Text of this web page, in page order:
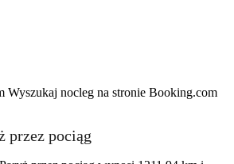
Wyszukaj nocleg na stronie Booking.com
przez pociąg